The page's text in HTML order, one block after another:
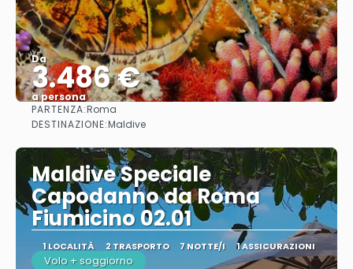
Da
3.486 €
a persona
PARTENZA:Roma
DESTINAZIONE:Maldive
Maldive Speciale
Capodanno da Roma
Fiumicino 02.01
1 LOCALITÀ 2 TRASPORTO 7 NOTTE/I 1 ASSICURAZIONI
Volo + soggiorno